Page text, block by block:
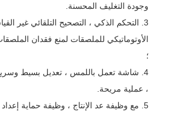
وجودة التغليف المحسنة.
3. التحكم الذكي ، التصحيح التلقائي غير
الأوتوماتيكي للملصقات لمنع فقدان
؛
4. شاشة تعمل باللمس ، تعديل بسيط
، عملية مريحة.
5. مع وظيفة عد الإنتاج ، وظيفة حماية إعداد